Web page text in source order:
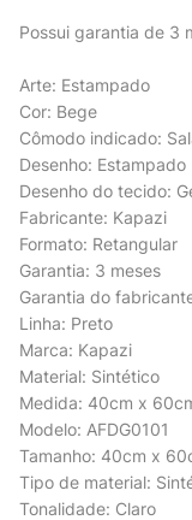
Possui garantia de 3
Arte: Estampado
Cor: Bege
Cômodo indicado:
Desenho: Estampado
Desenho do tecido:
Fabricante: Kapazi
Formato: Retangular
Garantia: 3 meses
Garantia do
Linha: Preto
Marca: Kapazi
Material: Sintético
Medida: 40cm x
Modelo: AFDG0101
Tamanho: 40cm x
Tipo de material:
Tonalidade: Claro